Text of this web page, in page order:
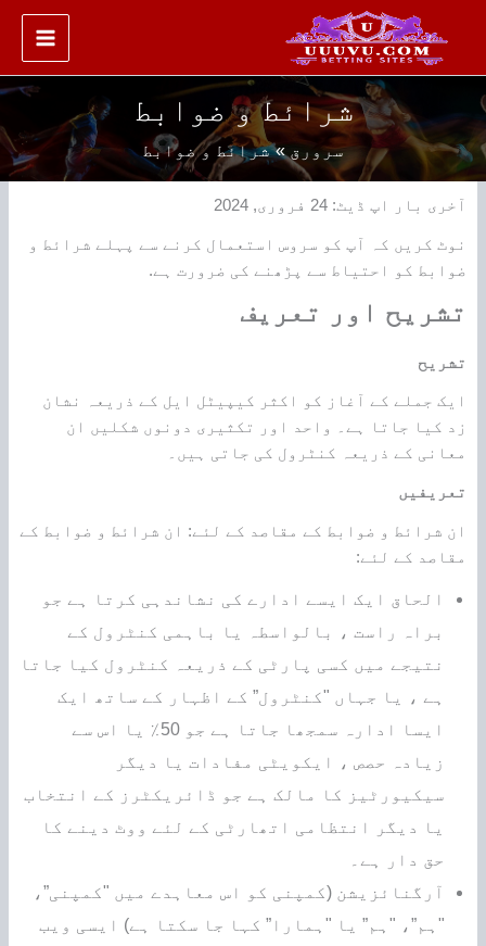
جائیں۔
شرائط و ضوابط
سرورق شرائط و ضوابط
آخری بار اپ ڈیٹ: 24 فروری, 2024
نوٹ کریں کہ آپ کو سروس استعمال کرنے سے پہلے شرائط و
ضوابط کو احتیاط سے پڑھنے کی ضرورت ہے.
تشریح اور تعریف
تشریح
ایک جملے کے آغاز کو اکثر کیپیٹل ایل کے ذریعہ نشان
زد کیا جاتا ہے۔ واحد اور تکثیری دونوں شکلیں ان
معانی کے ذریعہ کنٹرول کی جاتی ہیں۔
تعریفیں
ان شرائط و ضوابط کے مقاصد کے لئے: ان شرائط و ضوابط کے
مقاصد کے لئے:
الحاق ایک ایسے ادارے کی نشاندہی کرتا ہے جو
براہ راست ، بالواسطہ یا باہمی کنٹرول کے
نتیجے میں کسی پارٹی کے ذریعہ کنٹرول کیا جاتا
ہے ، یا جہاں "کنٹرول” کے اظہار کے ساتھ ایک
ایسا ادارہ سمجھا جاتا ہے جو 50٪ یا اس سے
زیادہ حصص ، ایکویٹی مفادات یا دیگر
سیکیورٹیز کا مالک ہے جو ڈائریکٹرز کے انتخاب
یا دیگر انتظامی اتھارٹی کے لئے ووٹ دینے کا
حق دار ہے۔
آرگنائزیشن (کمپنی کو اس معاہدے میں "کمپنی”،
"ہم”، "ہم” یا "ہمارا” کہا جا سکتا ہے) ایسی ویب